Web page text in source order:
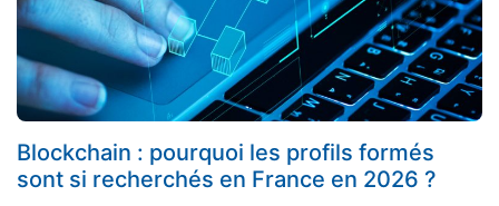
Blockchain : pourquoi les profils formés
sont si recherchés en France en 2026 ?